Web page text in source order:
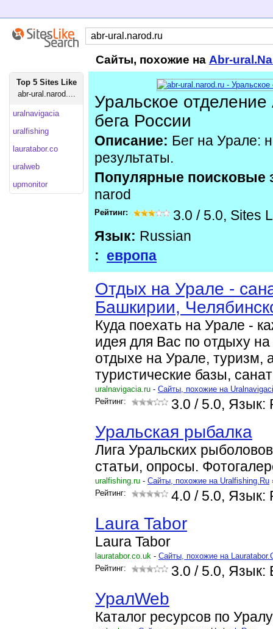
Сайты, похожие на Abr-
Top 5 Sites Like
abr-ural.narod....
uralnavigacia
uralfishing
lauratabor.co
uralweb
upmonitor
Уральское
бега России
Описание: Бег на Урале:
результаты.
Популярные поисковые
narod
Рейтинг: 3.0 / 5.0, Sites
Язык: Russian
: европа
Отдых на Урале -
Башкирии,
Куда поехать на Урале -
идея для Вас по отдыху
отдыхе на Урале, туризм,
туристические базы,
uralnavigacia.ru - Cайты, похожие на
Рейтинг:
3.0 / 5.0, Язык:
Уральская рыбалка
Лига Уральских
статьи, опросы.
uralfishing.ru - Cайты, похожие на Uralfishing.Ru
Рейтинг:
4.0 / 5.0, Язык:
Laura Tabor
Laura Tabor
lauratabor.co.uk - Cайты, похожие на
Рейтинг:
3.0 / 5.0, Язык:
УралWeb
Каталог ресурсов по